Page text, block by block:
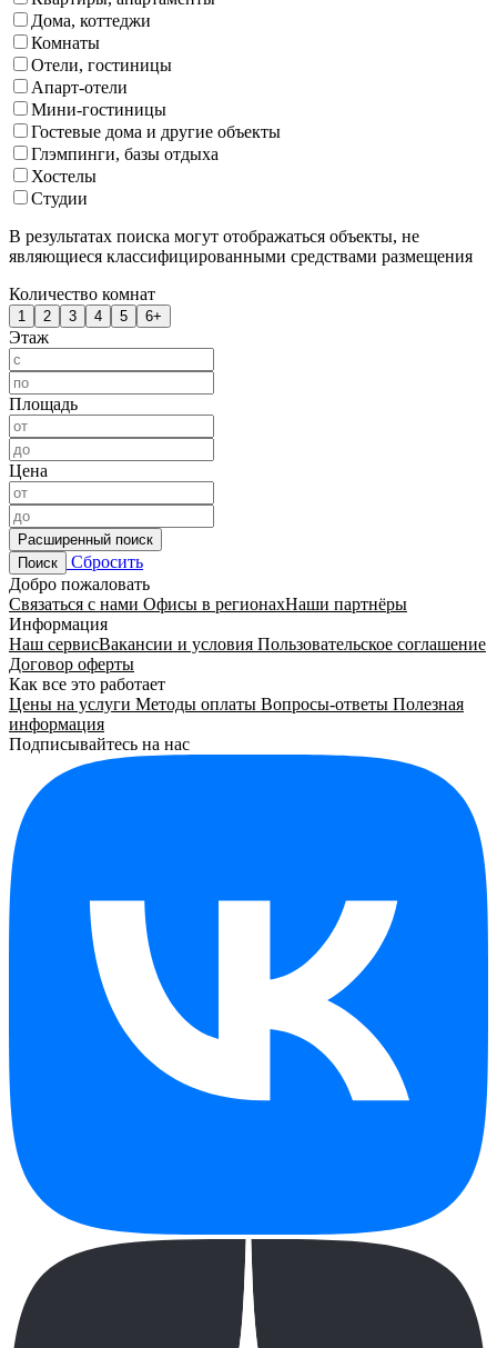
Дома, коттеджи
Комнаты
Отели, гостиницы
Апарт-отели
Мини-гостиницы
Гостевые дома и другие объекты
Глэмпинги, базы отдыха
Хостелы
Студии
В результатах поиска могут отображаться объекты, не
являющиеся классифицированными средствами размещения
Количество комнат
1 2 3 4 5 6+
Этаж
Площадь
Цена
Расширенный поиск
Поиск
Сбросить
Добро пожаловать
Связаться с нами Офисы в регионахНаши партнёры
Информация
Наш сервисВакансии и условия Пользовательское соглашение
Договор оферты
Как все это работает
Цены на услуги Методы оплаты Вопросы-ответы Полезная
информация
Подписывайтесь на нас